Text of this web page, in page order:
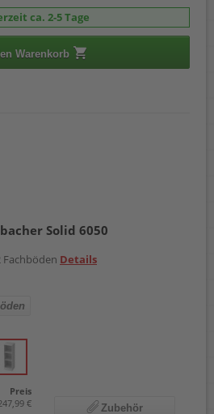
ca. 2-5 Tage
Warenkorb
Solid 6050
Fachböden Details
Preis
€ Zubehör